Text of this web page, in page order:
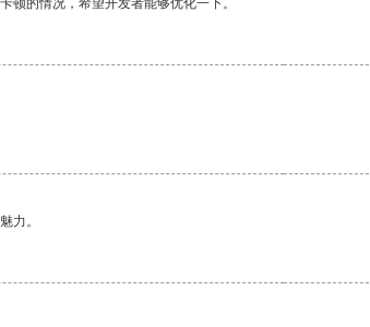
顿的情况，希望开发者能够优化一下。
力。